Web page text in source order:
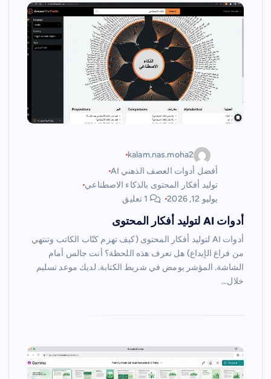
kalam.nas.moha2
أفضل أدوات العصف الذهني AI
توليد أفكار المحتوى بالذكاء الاصطناعي
يوليو 12, 2026
أدوات AI لتوليد أفكار المحتوى
أدوات AI لتوليد أفكار المحتوى (كيف تهزم كتّاب الكاتب وتنتهي
من فراغ الإبداع) هل تعرف هذه اللحظة؟ أنت جالس أمام
الشاشة. المؤشر يومض في شريط الكتابة. لديك موعد تسليم
خلال…